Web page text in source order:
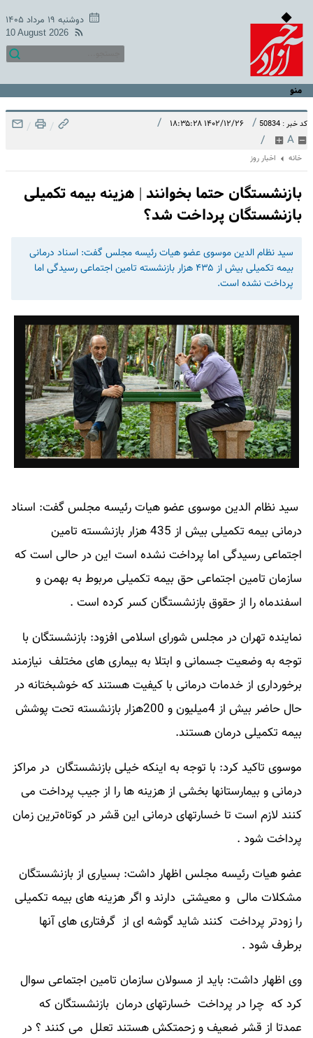
دوشنبه ۱۹ مرداد ۱۴۰۵
10 August 2026
منو
کد خبر : 50834 / ۱۴۰۲/۱۲/۲۶ ۱۸:۳۵:۲۸ /
A
/
/
/
خانه اخبار روز
بازنشستگان حتما بخوانند | هزینه بیمه تکمیلی
بازنشستگان پرداخت شد؟
سید نظام الدین موسوی عضو هیات رئیسه مجلس گفت: اسناد درمانی
بیمه تکمیلی بیش از ۴۳۵ هزار بازنشسته تامین اجتماعی رسیدگی اما
پرداخت نشده است.
سید نظام الدین موسوی عضو هیات رئیسه مجلس گفت: اسناد
درمانی بیمه تکمیلی بیش از 435 هزار بازنشسته تامین
اجتماعی رسیدگی اما پرداخت نشده است این در حالی است که
سازمان تامین اجتماعی حق بیمه تکمیلی مربوط به بهمن و
اسفندماه را از حقوق بازنشستگان کسر کرده است .
نماینده تهران در مجلس شورای اسلامی افزود: بازنشستگان با
توجه به وضعیت جسمانی و ابتلا به بیماری های مختلف نیازمند
برخورداری از خدمات درمانی با کیفیت هستند که خوشبختانه در
حال حاضر بیش از 4میلیون و 200هزار بازنشسته تحت پوشش
بیمه تکمیلی درمان هستند.
موسوی تاکید کرد: با توجه به اینکه خیلی بازنشستگان در مراکز
درمانی و بیمارستانها بخشی از هزینه ها را از جیب پرداخت می
کنند لازم است تا خسارتهای درمانی این قشر در کوتاه‌ترین زمان
پرداخت شود .
عضو هیات رئیسه مجلس اظهار داشت: بسیاری از بازنشستگان
مشکلات مالی و معیشتی دارند و اگر هزینه های بیمه تکمیلی
را زودتر پرداخت کنند شاید گوشه ای از گرفتاری های آنها
برطرف شود .
وی اظهار داشت: باید از مسولان سازمان تامین اجتماعی سوال
کرد که چرا در پرداخت خسارتهای درمان بازنشستگان که
عمدتا از قشر ضعیف و زحمتکش هستند تعلل می کنند ؟ در